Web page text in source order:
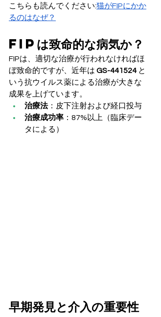
こちらも読んでください:猫がFIPにかか
るのはなぜ？
FIPは致命的な病気か？
FIPは、適切な治療が行われなければほ
ぼ致命的ですが、近年は GS-441524 と
いう抗ウイルス薬による治療が大きな
成果を上げています。
治療法：皮下注射および経口投与
治療成功率 ：87%以上（臨床デー
タによる）
早期発見と介入の重要性